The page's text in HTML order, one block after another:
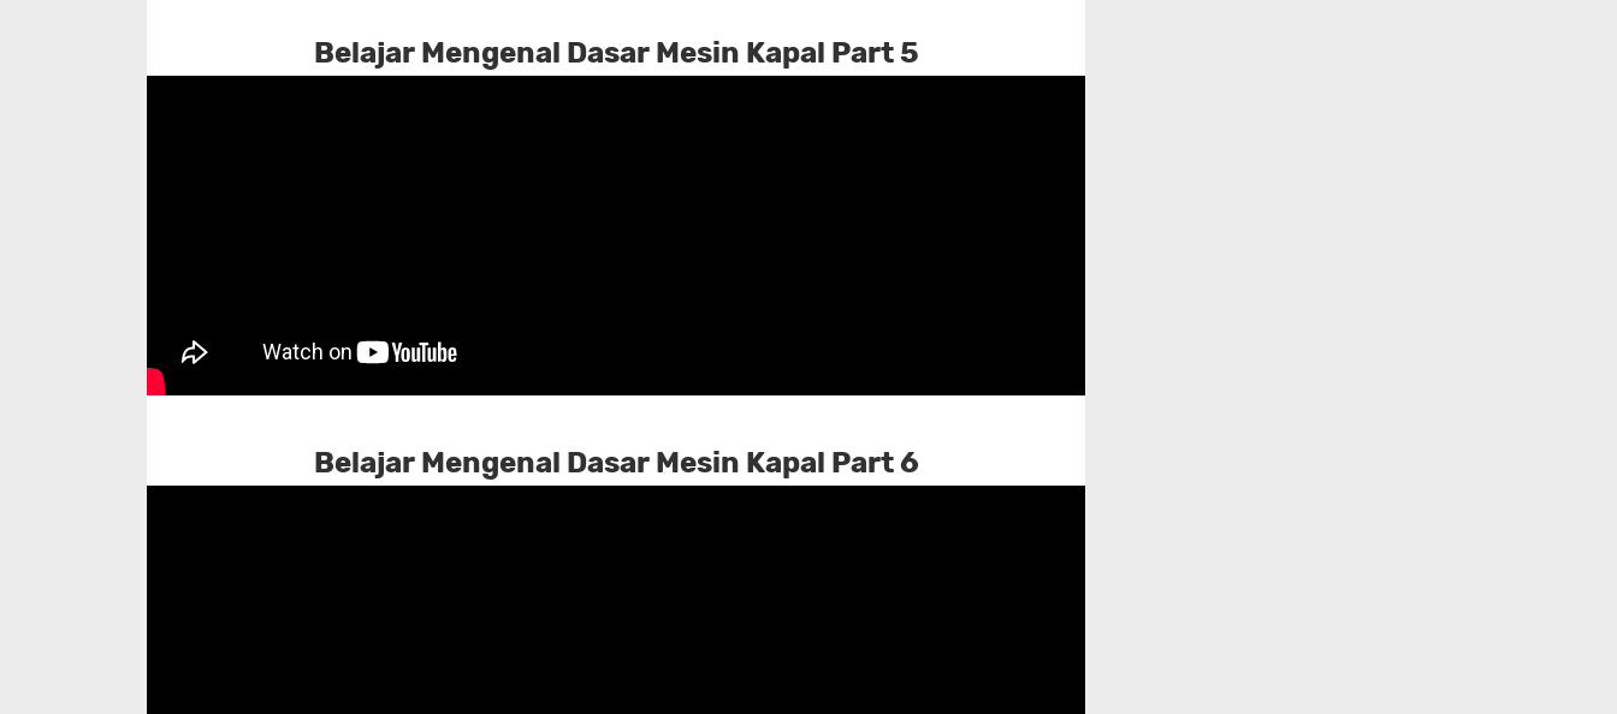
Belajar Mengenal Dasar Mesin Kapal Part 5
Belajar Mengenal Dasar Mesin Kapal Part 6